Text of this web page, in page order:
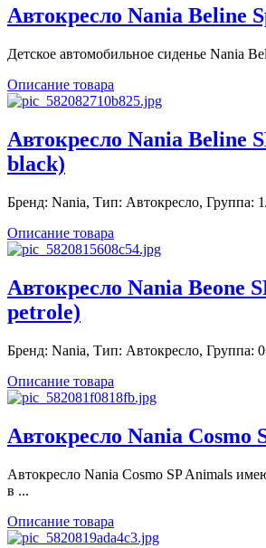
Автокресло Nania Beline
Детское автомобильное сиденье Nania
Описание товара
Автокресло Nania Beline
black)
Бренд: Nania, Тип: Автокресло, Группа:
Описание товара
Автокресло Nania Beone
petrole)
Бренд: Nania, Тип: Автокресло, Группа:
Описание товара
Автокресло Nania Cosmo
Автокресло Nania Cosmo SP Animals
в ...
Описание товара